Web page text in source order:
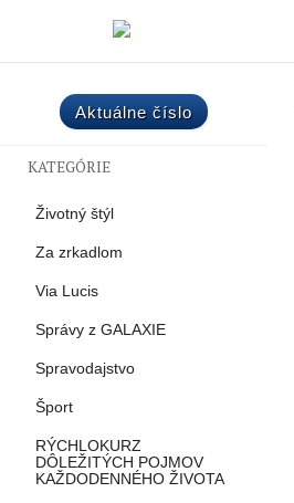
Aktuálne číslo
KATEGÓRIE
Životný štýl
Za zrkadlom
Via Lucis
Správy z GALAXIE
Spravodajstvo
Šport
RÝCHLOKURZ
DÔLEŽITÝCH POJMOV
KAŽDODENNÉHO ŽIVOTA